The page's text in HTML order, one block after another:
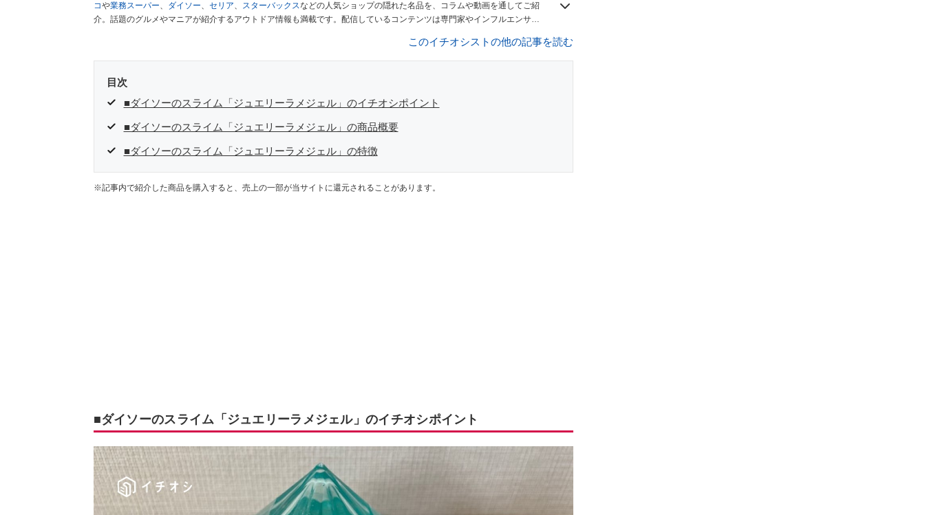
コや業務スーパー、 ダイソー、 セリア、 スターバックスなどの人気ショップの隠れた名品を、コラムや動画を通してご紹
介。話題のグルメやマニアが紹介するアウトドア情報も満載です。配信しているコンテンツは専門家やインフルエンサー
このイチオシストの他の記事を読む
目次
■ダイソーのスライム「ジュエリーラメジェル」のイチオシポイント
■ダイソーのスライム「ジュエリーラメジェル」の商品概要
■ダイソーのスライム「ジュエリーラメジェル」の特徴
※記事内で紹介した商品を購入すると、売上の一部が当サイトに還元されることがあります。
■ダイソーのスライム「ジュエリーラメジェル」のイチオシポイント